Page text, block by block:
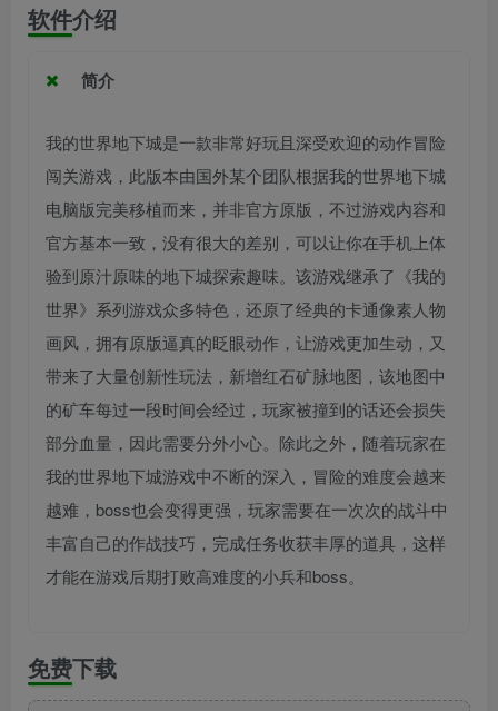
软件介绍
简介
我的世界地下城是一款非常好玩且深受欢迎的动作冒险
闯关游戏，此版本由国外某个团队根据我的世界地下城
电脑版完美移植而来，并非官方原版，不过游戏内容和
官方基本一致，没有很大的差别，可以让你在手机上体
验到原汁原味的地下城探索趣味。该游戏继承了《我的
世界》系列游戏众多特色，还原了经典的卡通像素人物
画风，拥有原版逼真的眨眼动作，让游戏更加生动，又
带来了大量创新性玩法，新增红石矿脉地图，该地图中
的矿车每过一段时间会经过，玩家被撞到的话还会损失
部分血量，因此需要分外小心。除此之外，随着玩家在
我的世界地下城游戏中不断的深入，冒险的难度会越来
越难，boss也会变得更强，玩家需要在一次次的战斗中
丰富自己的作战技巧，完成任务收获丰厚的道具，这样
才能在游戏后期打败高难度的小兵和boss。
免费下载